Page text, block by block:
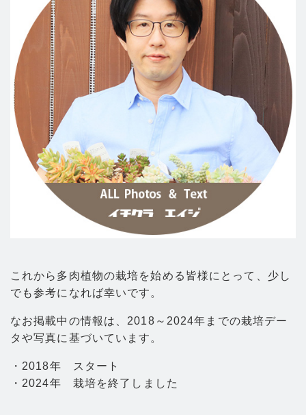
これから多肉植物の栽培を始める皆様にとって、少し
でも参考になれば幸いです。
なお掲載中の情報は、2018～2024年までの栽培デー
タや写真に基づいています。
・2018年 スタート
・2024年 栽培を終了しました